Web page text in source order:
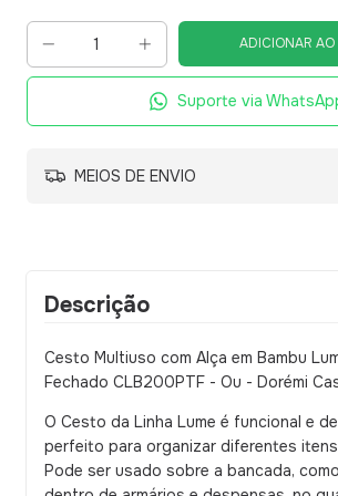
Suporte via
MEIOS DE ENVIO
Descrição
Cesto Multiuso com Alça em Bambu
Fechado CLB200PTF - Ou - Dorémi
O Cesto da Linha Lume é funcional e
perfeito para organizar diferentes
Pode ser usado sobre a bancada,